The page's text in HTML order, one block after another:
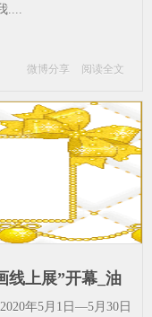
....
微博分享 阅读全文
上展”开幕_油
年5月1日—5月30日